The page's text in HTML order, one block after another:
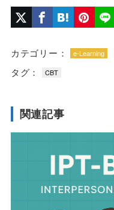
カテゴリー： e-Learning
タグ： CBT
関連記事